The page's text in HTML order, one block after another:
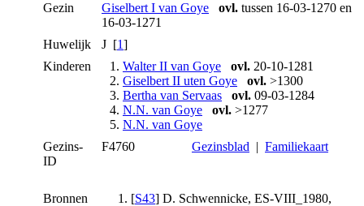
Gezin Giselbert I van Goye ovl. tussen 16-03-1270 en
16-03-1271
Huwelijk
J [1]
Kinderen
1. Walter II van Goye ovl. 20-10-1281
2. Giselbert II uten Goye ovl. >1300
3. Bertha van Servaas ovl. 09-03-1284
4. N.N. van Goye ovl. >1277
5. N.N. van Goye
Gezins-
ID
F4760 Gezinsblad | Familiekaart
Bronnen [S43] D. Schwennicke, ES-VIII_1980,